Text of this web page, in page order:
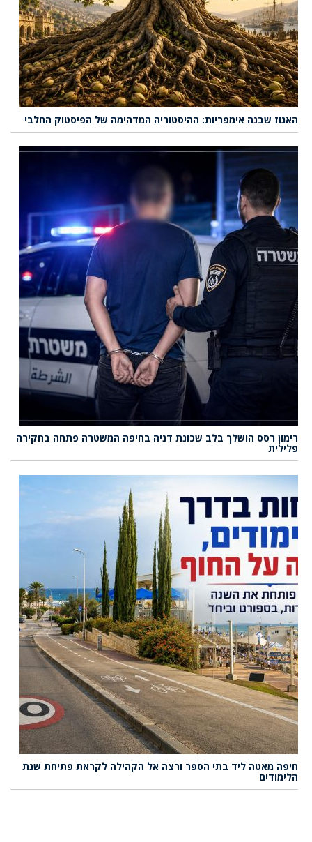
האגוז שבנה אימפריות: ההיסטוריה המדהימה של הפיסטוק החלבי
רימון רסס הושלך בלב שכונת דניה בחיפה המשטרה פתחה בחקירה
פלילית
חיפה מאטה ליד בתי הספר ורצה אל הקהילה לקראת פתיחת שנת
הלימודים